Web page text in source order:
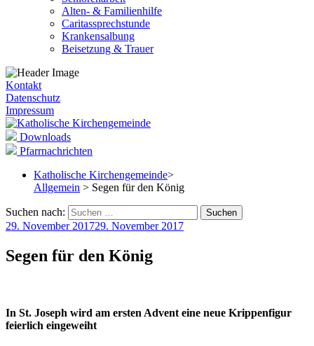
Alten- & Familienhilfe
Caritassprechstunde
Krankensalbung
Beisetzung & Trauer
Kontakt
Datenschutz
Impressum
Downloads
Pfarrnachrichten
Katholische Kirchengemeinde>
Allgemein > Segen für den König
Suchen nach:
29. November 201729. November 2017
Segen für den König
In St. Joseph wird am ersten Advent eine neue Krippenfigur
feierlich eingeweiht